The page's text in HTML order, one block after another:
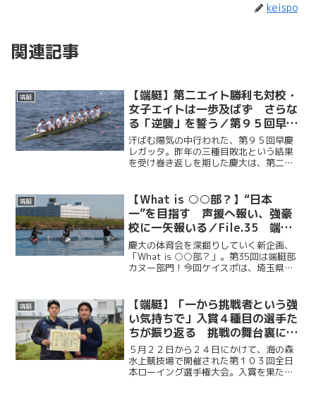
keispo
関連記事
端艇
【端艇】第二エイト勝利も対校・
女子エイトは一歩及ばず さらな
る「逆襲」を誓う／第９５回早慶
レガッタ
汗ばむ陽気の中行われた、第９５回早慶
レガッタ。昨年の三種目敗北という結果
を受け巻き返しを期した慶大は、第二エ
襲」へ向け、さらなる努力を誓った。
端艇
【What is ○○部？】“日本
一”を目指す 声援へ報い、強豪
校に一矢報いる／File.35 端艇
部カヌー部門（前編）
慶大の体育会を深掘りしていく新企画、
「What is ○○部？」。第35回は端艇部
カヌー部門！今回ケイスポは、埼玉県戸
取材し、主将・大久保龍（法３・開
成）、女子漕手・松...
端艇
【端艇】「一から挑戦者という強
い気持ちで」入賞４種目の選手た
ちが振り返る 挑戦の舞台裏に込
めた思い／第１０３回全日本ロー
イング選手権大会
５月２２日から２４日にかけて、海の森
水上競技場で開催された第１０３回全日
本ローイング選手権大会。入賞を果たし